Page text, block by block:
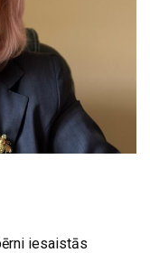
iesaistās